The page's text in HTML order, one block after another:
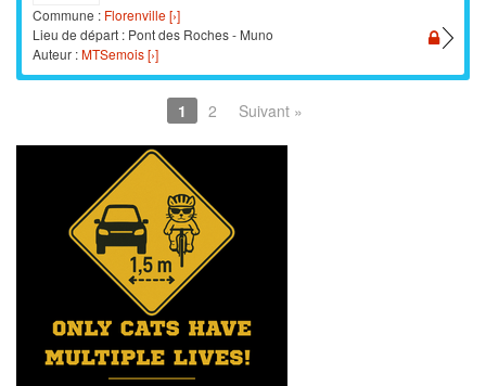
Commune : Florenville [›]
Lieu de départ : Pont des Roches - Muno
Auteur :MTSemois [›]
1 2 Suivant »